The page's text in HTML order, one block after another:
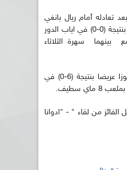
تعادله أمام ريال بانغي
من جمهورية إفريقيا الوسطى، بنتيجة (0-0) في اياب الدور
بينهما سهرة الثلاثاء
وكان وفاق سطيف قد حقق فوزا عريضا بنتيجة (6-0) في
سطيف.
الفائز من لقاء " - "ادوانا